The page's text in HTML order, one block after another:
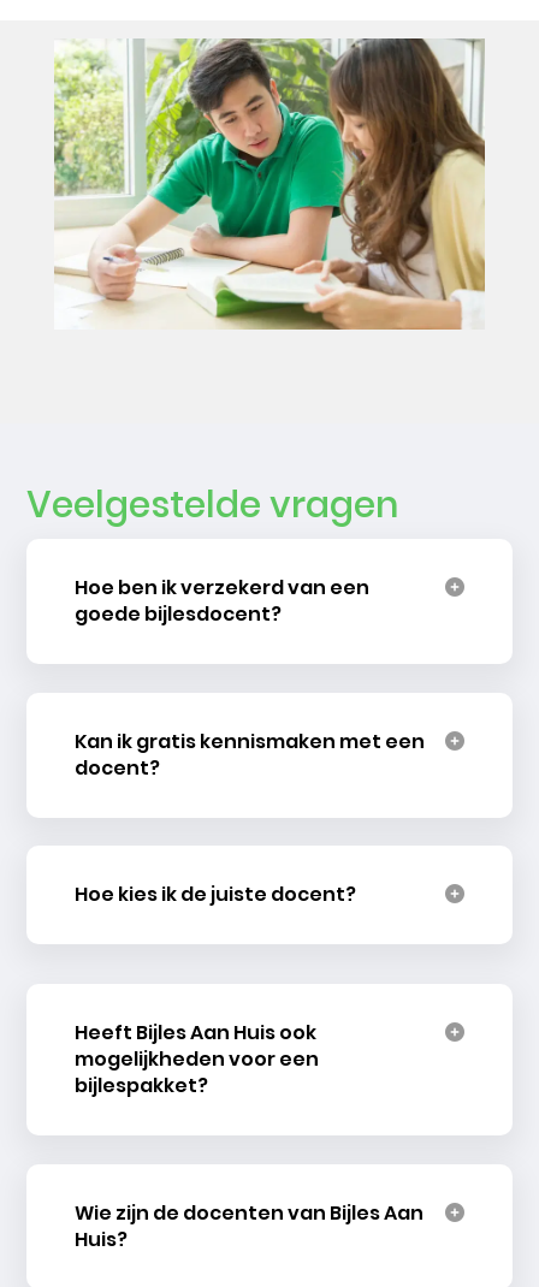
Veelgestelde vragen
Hoe ben ik verzekerd van een
goede bijlesdocent?
Kan ik gratis kennismaken met een
docent?
Hoe kies ik de juiste docent?
Heeft Bijles Aan Huis ook
mogelijkheden voor een
bijlespakket?
Wie zijn de docenten van Bijles Aan
Huis?